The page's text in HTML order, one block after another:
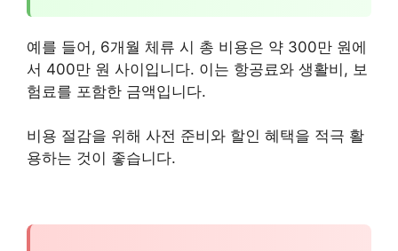
예를 들어, 6개월 체류 시 총 비용은 약 300만 원에
서 400만 원 사이입니다. 이는 항공료와 생활비, 보
험료를 포함한 금액입니다.
비용 절감을 위해 사전 준비와 할인 혜택을 적극 활
용하는 것이 좋습니다.